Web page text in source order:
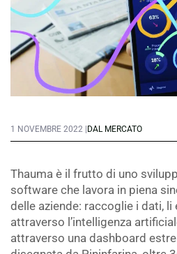
1 NOVEMBRE 2022 | DAL MERCATO
Thauma è il frutto di uno
software che lavora in piena
delle aziende: raccoglie i dati,
attraverso l’intelligenza
attraverso una dashboard